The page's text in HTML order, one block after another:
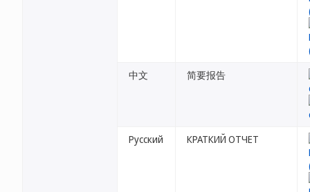
中文 简要报告
Русский КРАТКИЙ ОТЧЕТ